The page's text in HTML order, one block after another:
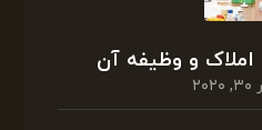
و وظیفه آن